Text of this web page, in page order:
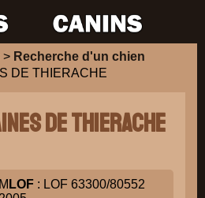
> Recherche d'un chien
DE THIERACHE
DE THIERACHE
LOF : LOF 63300/80552